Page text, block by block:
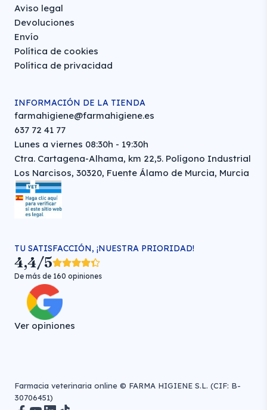
Aviso legal
Devoluciones
Envío
Política de cookies
Política de privacidad
INFORMACIÓN DE LA TIENDA
farmahigiene@farmahigiene.es
637 72 41 77
Lunes a viernes 08:30h - 19:30h
Ctra. Cartagena-Alhama, km 22,5. Polígono Industrial
Los Narcisos, 30320, Fuente Álamo de Murcia, Murcia
TU SATISFACCIÓN, ¡NUESTRA PRIORIDAD!
4,4/5
De más de 160 opiniones
Ver opiniones
Farmacia veterinaria online © FARMA HIGIENE S.L. (CIF: B-
30706451)